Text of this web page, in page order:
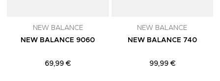
NEW BALANCE
NEW BALANCE 9060
69,99 €
NEW BALANCE
NEW BALANCE 740
99,99 €